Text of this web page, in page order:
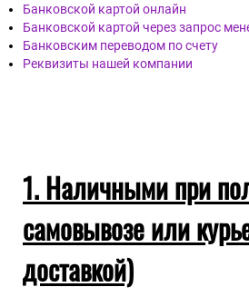
Банковской картой онлайн
Банковской картой через запрос
Банковским переводом по счету
Реквизиты нашей компании
1. Наличными при
самовывозе или
доставкой)